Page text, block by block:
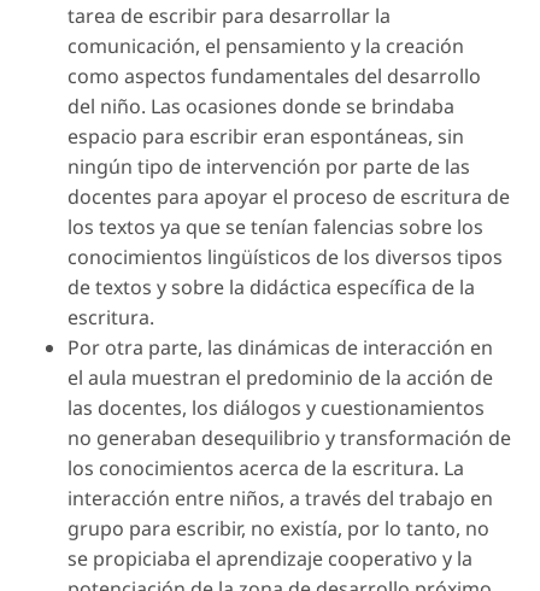
tarea de escribir para desarrollar la
comunicación, el pensamiento y la creación
como aspectos fundamentales del desarrollo
del niño. Las ocasiones donde se brindaba
espacio para escribir eran espontáneas, sin
ningún tipo de intervención por parte de las
docentes para apoyar el proceso de escritura de
los textos ya que se tenían falencias sobre los
conocimientos lingüísticos de los diversos tipos
de textos y sobre la didáctica específica de la
escritura.
Por otra parte, las dinámicas de interacción en
el aula muestran el predominio de la acción de
las docentes, los diálogos y cuestionamientos
no generaban desequilibrio y transformación de
los conocimientos acerca de la escritura. La
interacción entre niños, a través del trabajo en
grupo para escribir, no existía, por lo tanto, no
se propiciaba el aprendizaje cooperativo y la